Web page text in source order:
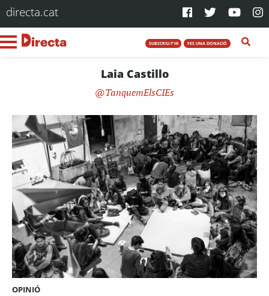
directa.cat
SUBSCRIU-T'HI FES UNA DONACIÓ
Laia Castillo
TanquemElsCIEs
OPINIÓ